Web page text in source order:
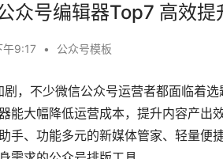
众号编辑器Top7 高效提
午9:17 • 公众号模板
，不少微信公众号运营者都面临着
能大幅降低运营成本，提升内容产出
手、功能多元的新媒体管家、轻量便